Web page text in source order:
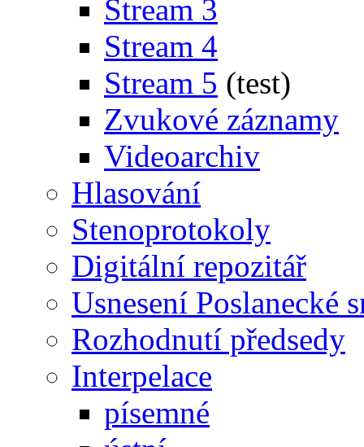
Stream 3
Stream 4
Stream 5 (test)
Zvukové záznamy
Videoarchiv
Hlasování
Stenoprotokoly
Digitální repozitář
Usnesení Poslanecké
Rozhodnutí předsedy
Interpelace
písemné